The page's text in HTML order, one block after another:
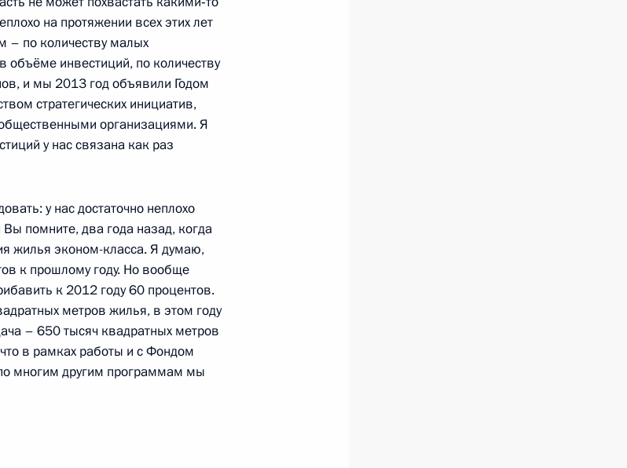
правовых
на протяжении всех этих лет
– по количеству малых
объёме инвестиций, по количеству
и мы 2013 год объявили Годом
стратегических инициатив,
организациями. Я
у нас связана как раз
у нас достаточно неплохо
помните, два года назад, когда
жилья эконом-класса. Я думаю,
к прошлому году. Но вообще
к 2012 году 60 процентов.
метров жилья, в этом году
– 650 тысяч квадратных метров
в рамках работы и с Фондом
многим другим программам мы